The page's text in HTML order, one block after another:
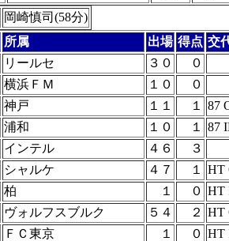
岡崎慎司(58分)
所属 出場 得点 交
リールセ ３０
０
横浜ＦＭ １０
０
神戸 １１ １
87
浦和 １０ １
87
インテル ４６
３
シャルケ ４７ １
HT
柏 １ ０ HT
ヴォルフスブルク ５４ ２ HT
ＦＣ東京 １ ０ HT